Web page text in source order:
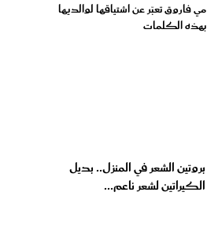
مي فاروق تعبّر عن اشتياقها لوالديها
بهذه الكلمات
بروتين الشعر في المنزل.. بديل
الكيراتين لشعر ناعم...